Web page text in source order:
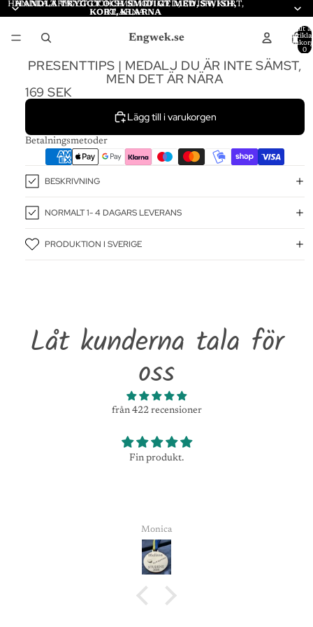
HANDLA TRYGGT OCH SMIDIGT MED, SWISH,
KORT, KLARNA
HANDLA TRYGGT OCH SMIDIGT MED, SWISH, KORT,
KLARNA
Engwek.se
Totalt
0
PRESENTTIPS | MEDALJ DU ÄR INTE SÄMST,
MEN DET ÄR NÄRA
169 SEK
Lägg till i varukorgen
Betalningsmetoder
BESKRIVNING
NORMALT 1- 4 DAGARS LEVERANS
PRODUKTION I SVERIGE
Låt kunderna tala för
oss
från 422 recensioner
Fin produkt.
Monica